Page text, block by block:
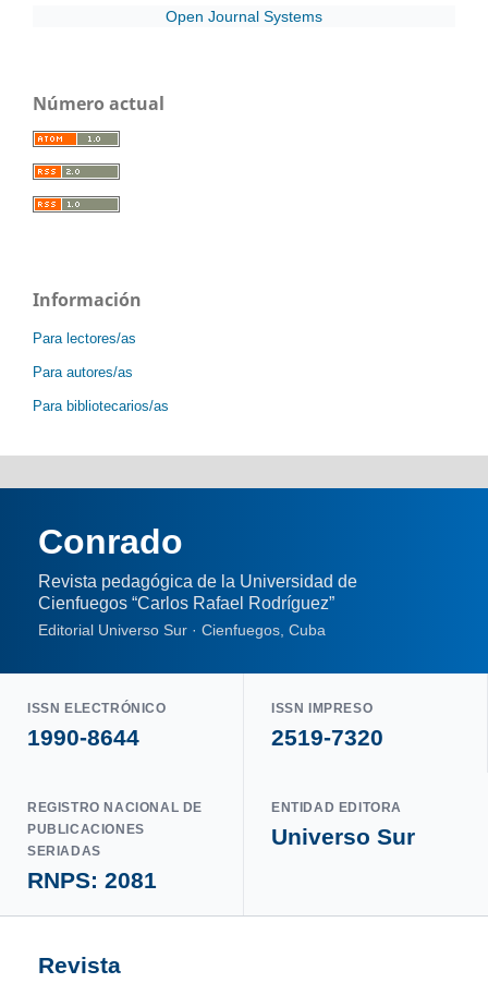
Open Journal Systems
Número actual
Información
Para lectores/as
Para autores/as
Para bibliotecarios/as
Conrado
Revista pedagógica de la Universidad de
Cienfuegos “Carlos Rafael Rodríguez”
Editorial Universo Sur · Cienfuegos, Cuba
ISSN ELECTRÓNICO
1990-8644
ISSN IMPRESO
2519-7320
REGISTRO NACIONAL DE
PUBLICACIONES
SERIADAS
RNPS: 2081
ENTIDAD EDITORA
Universo Sur
Revista